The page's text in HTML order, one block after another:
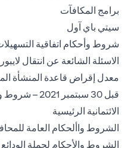
برامج المكافآت
سيتي باي آول
شروط وأحكام اتفاقية التسهيلات
الاسئلة الشائعة عن انتقال لايبور
معدل إقراض قاعدة المنشأة
قبل 30 سبتمبر
الائتمانية الرئيسية
الشروط واألحكام العامة
الشروط والأحكام لحملة